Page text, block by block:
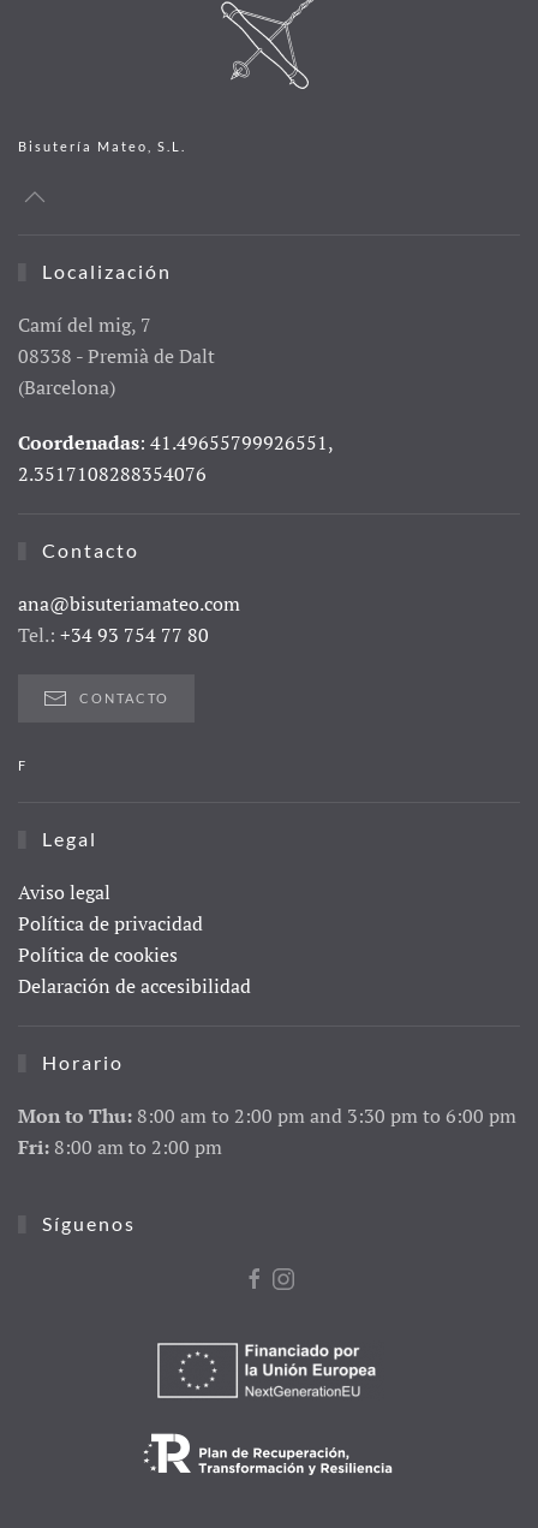
Bisutería Mateo, S.L.
Localización
Camí del mig, 7
08338 - Premià de Dalt
(Barcelona)
Coordenadas: 41.49655799926551,
2.3517108288354076
Contacto
ana@bisuteriamateo.com
Tel.: +34 93 754 77 80
CONTACTO
F
Legal
Aviso legal
Política de privacidad
Política de cookies
Delaración de accesibilidad
Horario
Mon to Thu: 8:00 am to 2:00 pm and 3:30 pm to 6:00 pm
Fri: 8:00 am to 2:00 pm
Síguenos